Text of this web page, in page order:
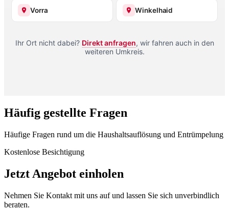
Vorra Winkelhaid
Ihr Ort nicht dabei? Direkt anfragen, wir fahren auch in den
weiteren Umkreis.
Häufig gestellte Fragen
Häufige Fragen rund um die Haushaltsauflösung und Entrümpelung
Kostenlose Besichtigung
Jetzt Angebot einholen
Nehmen Sie Kontakt mit uns auf und lassen Sie sich unverbindlich
beraten.